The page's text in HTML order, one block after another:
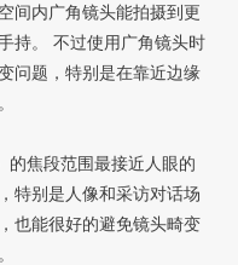
间内广角镜头能拍摄到更
持。 不过使用广角镜头时
问题，特别是在靠近边缘
焦段范围最接近人眼的
特别是人像和采访对话场
也能很好的避免镜头畸变